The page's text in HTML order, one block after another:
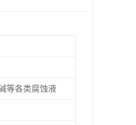
等各类腐蚀液